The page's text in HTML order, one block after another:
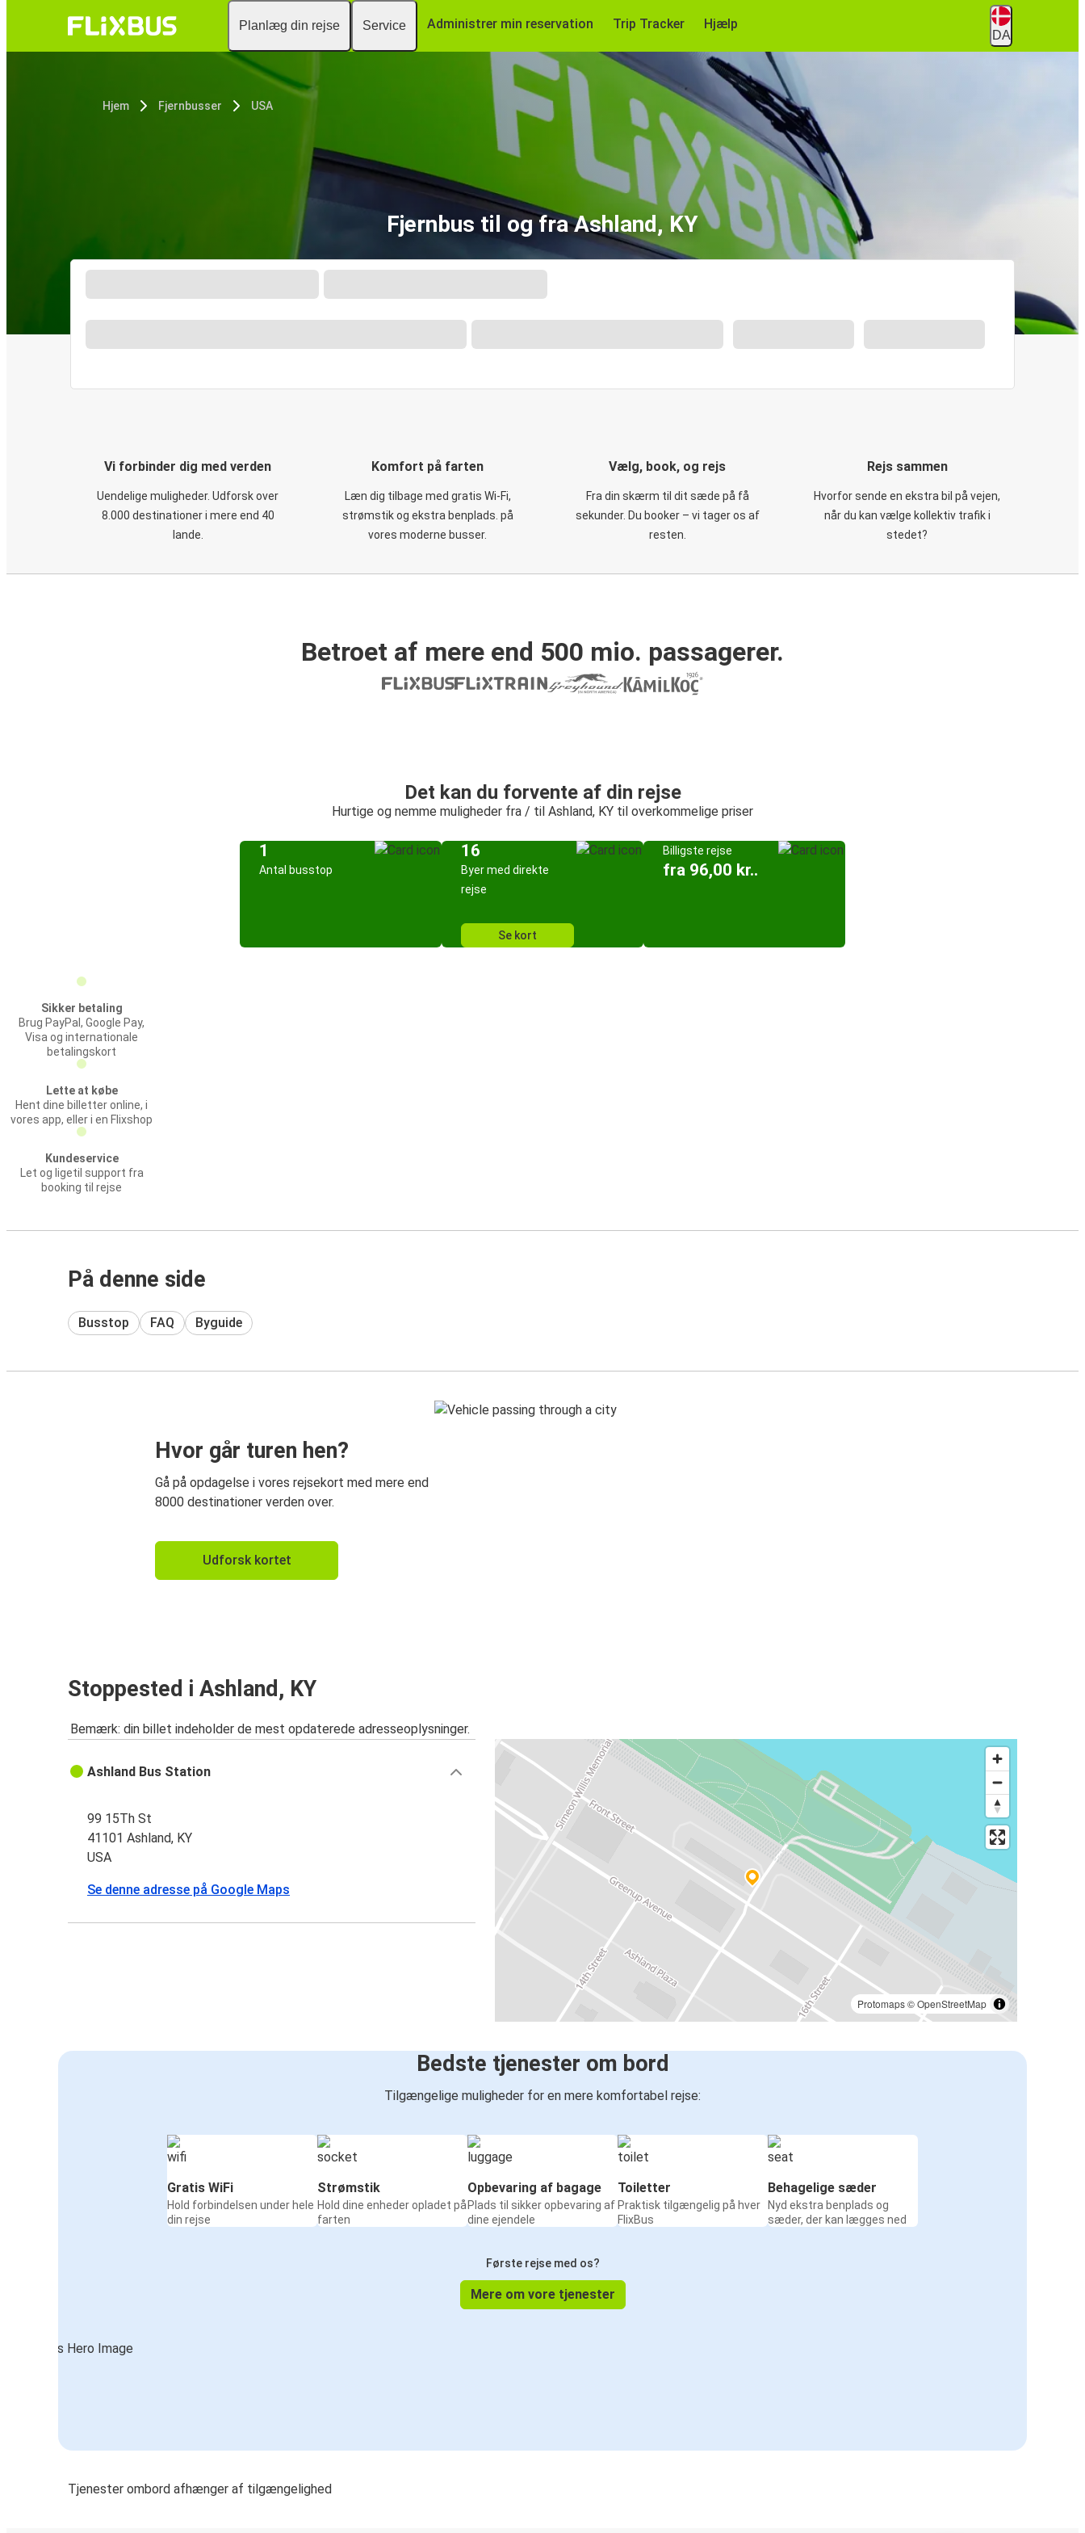
Planlæg din rejse Service Administrer min reservation Trip Tracker Hjælp
DA
Hjem Fjernbusser USA
Fjernbus til og fra Ashland, KY
Vi forbinder dig med verden
Uendelige muligheder. Udforsk over
8.000 destinationer i mere end 40
lande.
Komfort på farten
Læn dig tilbage med gratis Wi-Fi,
strømstik og ekstra benplads. på
vores moderne busser.
Vælg, book, og rejs
Fra din skærm til dit sæde på få
sekunder. Du booker – vi tager os af
resten.
Rejs sammen
Hvorfor sende en ekstra bil på vejen,
når du kan vælge kollektiv trafik i
stedet?
Betroet af mere end 500 mio. passagerer.
Det kan du forvente af din rejse
Hurtige og nemme muligheder fra / til Ashland, KY til overkommelige priser
1
Antal busstop
16
Byer med direkte
rejse
Se kort
Billigste rejse
fra 96,00 kr..
Sikker betaling
Brug PayPal, Google Pay,
Visa og internationale
betalingskort
Lette at købe
Hent dine billetter online, i
vores app, eller i en Flixshop
Kundeservice
Let og ligetil support fra
booking til rejse
På denne side
Busstop FAQ Byguide
Hvor går turen hen?
Gå på opdagelse i vores rejsekort med mere end
8000 destinationer verden over.
Udforsk kortet
Stoppested i Ashland, KY
Bemærk: din billet indeholder de mest opdaterede adresseoplysninger.
Protomaps©OpenStreetMap
Ashland Bus Station
99 15Th St
41101 Ashland, KY
USA
Se denne adresse på Google Maps
Bedste tjenester om bord
Tilgængelige muligheder for en mere komfortabel rejse:
Gratis WiFi
Hold forbindelsen under hele
din rejse
Strømstik
Hold dine enheder opladet på
farten
Opbevaring af bagage
Plads til sikker opbevaring af
dine ejendele
Toiletter
Praktisk tilgængelig på hver
FlixBus
Behagelige sæder
Nyd ekstra benplads og
sæder, der kan lægges ned
Første rejse med os?
Mere om vore tjenester
Tjenester ombord afhænger af tilgængelighed